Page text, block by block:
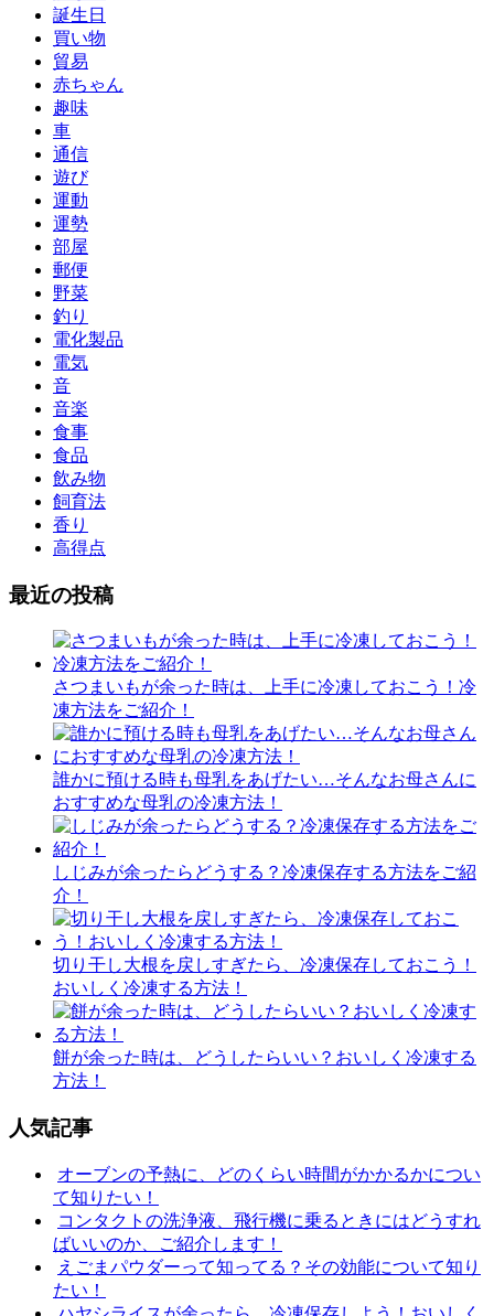
誕生日
買い物
貿易
赤ちゃん
趣味
車
通信
遊び
運動
運勢
部屋
郵便
野菜
釣り
電化製品
電気
音
音楽
食事
食品
飲み物
飼育法
香り
高得点
最近の投稿
さつまいもが余った時は、上手に冷凍しておこう！冷
凍方法をご紹介！
誰かに預ける時も母乳をあげたい…そんなお母さんに
おすすめな母乳の冷凍方法！
しじみが余ったらどうする？冷凍保存する方法をご紹
介！
切り干し大根を戻しすぎたら、冷凍保存しておこう！
おいしく冷凍する方法！
餅が余った時は、どうしたらいい？おいしく冷凍する
方法！
人気記事
オーブンの予熱に、どのくらい時間がかかるかについ
て知りたい！
コンタクトの洗浄液、飛行機に乗るときにはどうすれ
ばいいのか、ご紹介します！
えごまパウダーって知ってる？その効能について知り
たい！